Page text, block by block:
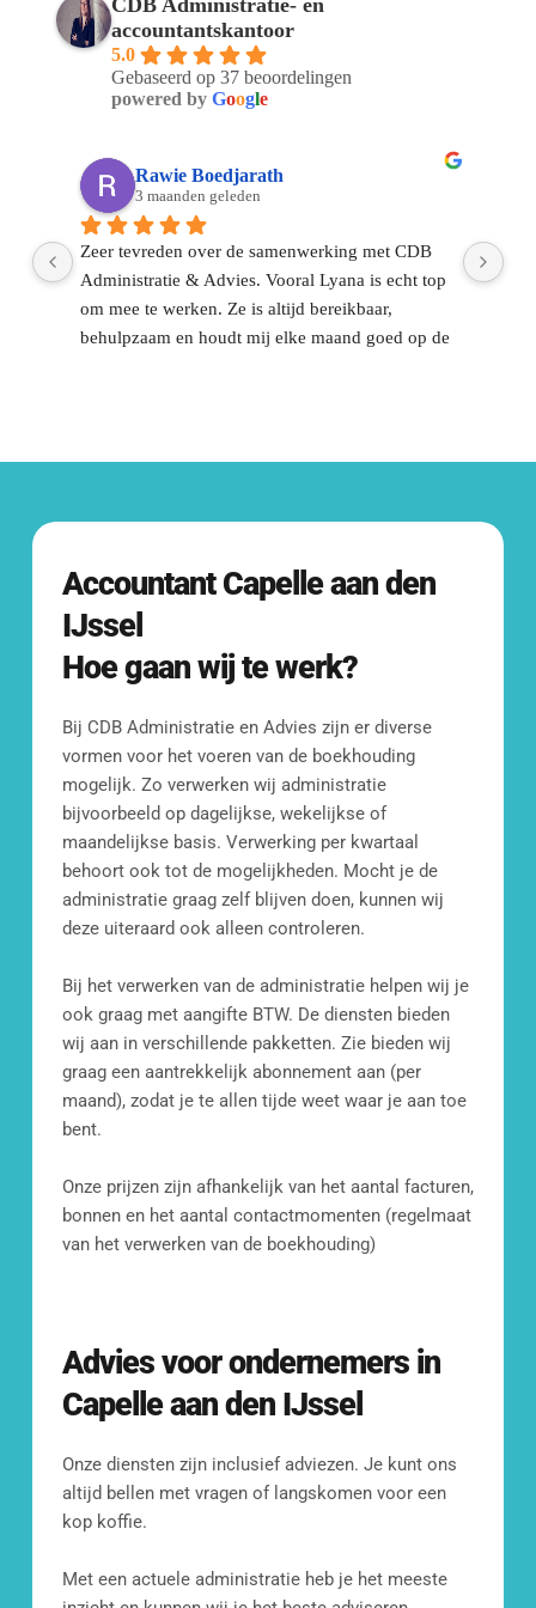
Een greep uit de diverse groep klanten
waar wij voor werken.
Bekijk al onze klanten.
Mail ons
info@cdbadministratie.nl
Bel ons
010 307 2338
Kom langs op ons kantoor
3131 CC Vlaardingen
Contact met CDB
Ons doel is om je binnen 24 uur van
[blocksy-content-block id="7258"]
CDB Administratie- en
accountantskantoor
5.0
Gebaseerd op 37 beoordelingen
powered by Google
Rawie Boedjarath
3 maanden geleden
Zeer tevreden over de samenwerking met CDB
Administratie & Advies. Vooral Lyana is echt top
om mee te werken. Ze is altijd bereikbaar,
behulpzaam en houdt mij elke maand goed op de
Accountant Capelle aan den
IJssel
Hoe gaan wij te werk?
Bij CDB Administratie en Advies zijn er diverse
vormen voor het voeren van de boekhouding
mogelijk. Zo verwerken wij administratie
bijvoorbeeld op dagelijkse, wekelijkse of
maandelijkse basis. Verwerking per kwartaal
behoort ook tot de mogelijkheden. Mocht je de
administratie graag zelf blijven doen, kunnen wij
deze uiteraard ook alleen controleren.
Bij het verwerken van de administratie helpen wij je
ook graag met aangifte BTW. De diensten bieden
wij aan in verschillende pakketten. Zie bieden wij
graag een aantrekkelijk abonnement aan (per
maand), zodat je te allen tijde weet waar je aan toe
bent.
Onze prijzen zijn afhankelijk van het aantal facturen,
bonnen en het aantal contactmomenten (regelmaat
van het verwerken van de boekhouding)
Advies voor ondernemers in
Capelle aan den IJssel
Onze diensten zijn inclusief adviezen. Je kunt ons
altijd bellen met vragen of langskomen voor een
kop koffie.
Met een actuele administratie heb je het meeste